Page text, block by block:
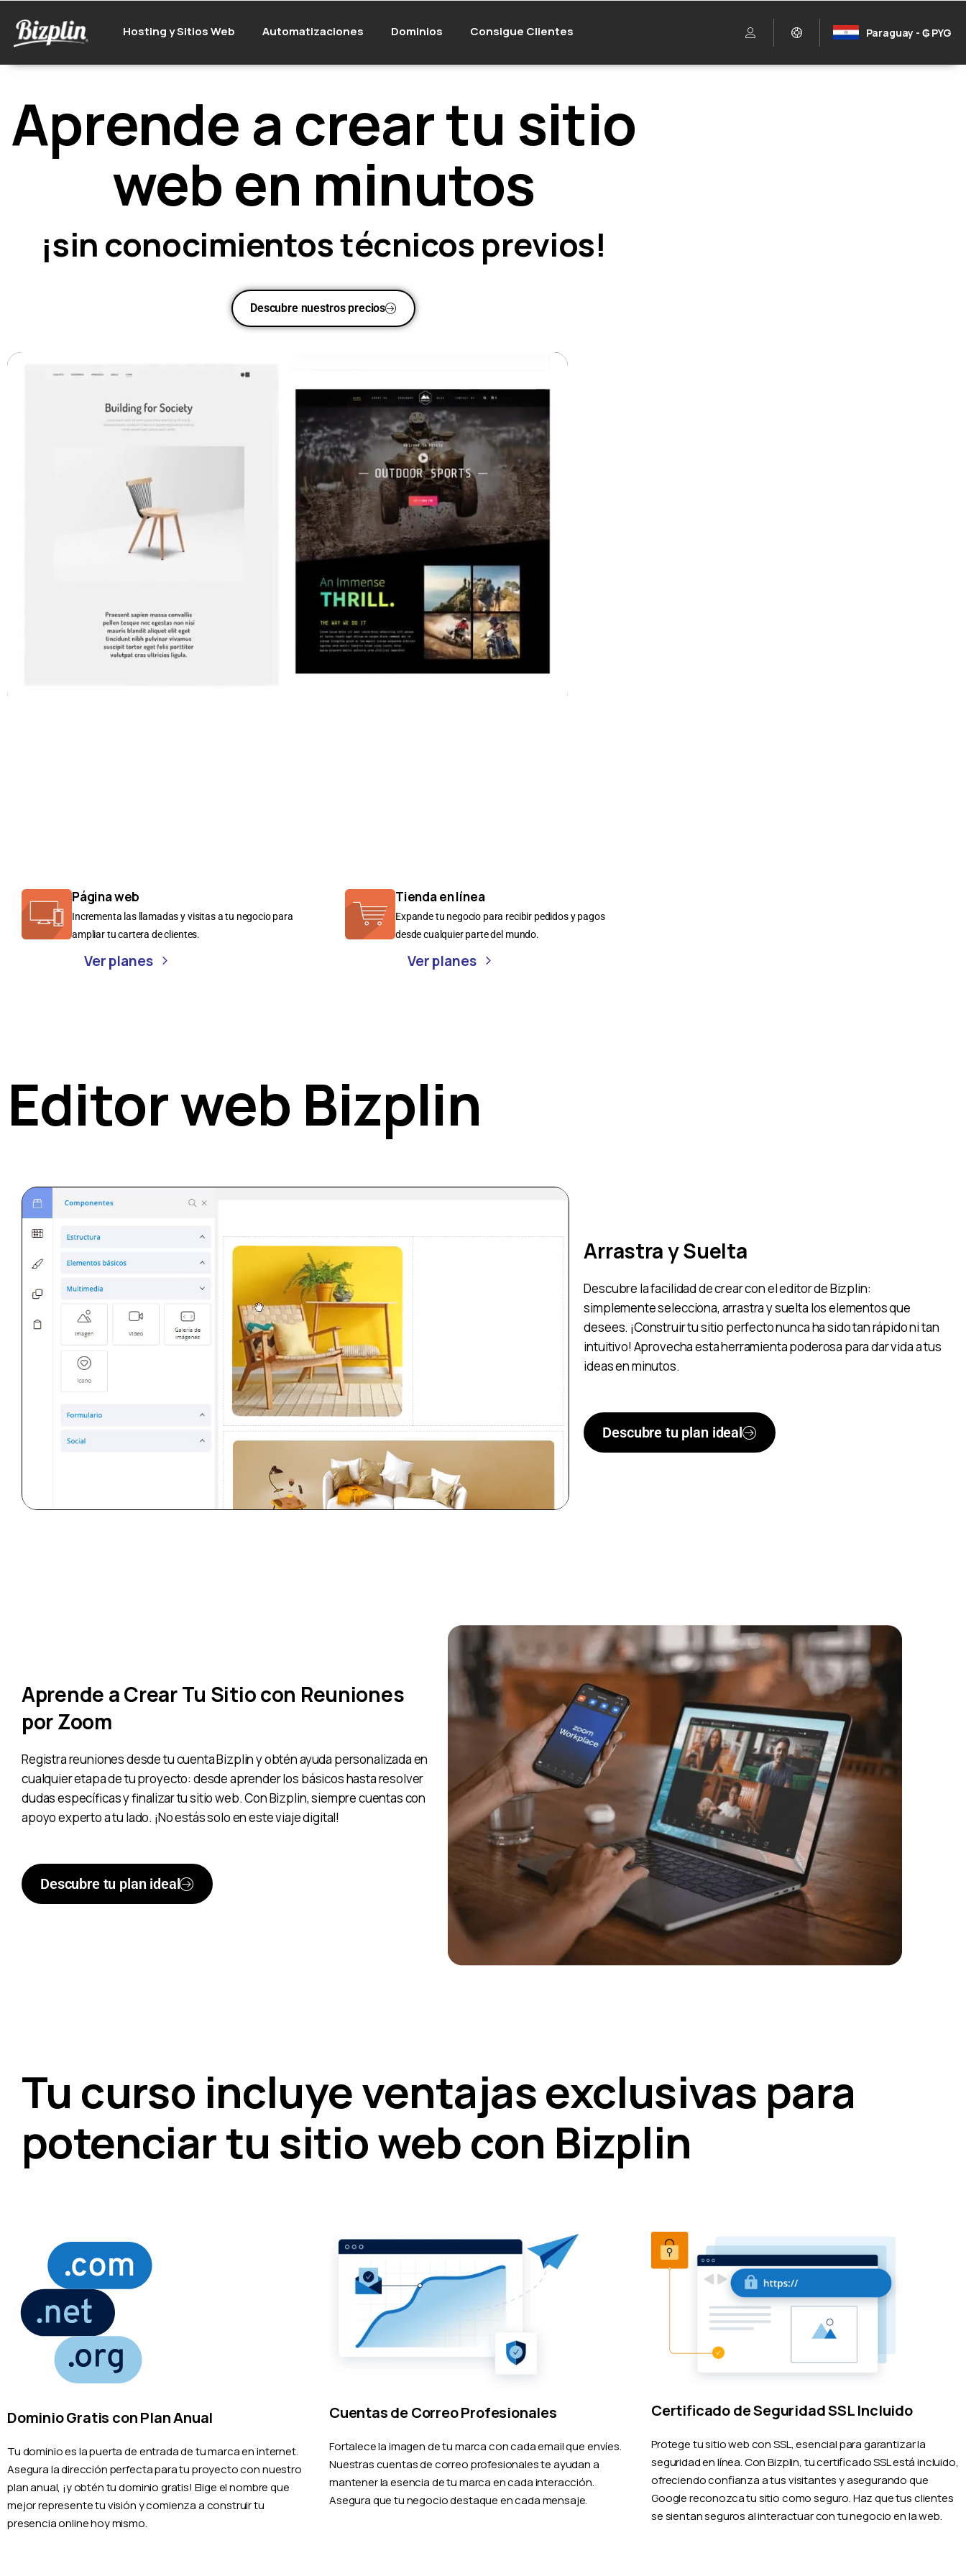
Hosting y Sitios Web Automatizaciones Dominios Consigue Clientes Paraguay - ₲ PYG
Aprende a crear tu sitio
web en minutos
¡sin conocimientos técnicos previos!
Descubre nuestros precios
Página web
Incrementa las llamadas y visitas a tu negocio para
ampliar tu cartera de clientes.
Ver planes
Tienda en línea
Expande tu negocio para recibir pedidos y pagos
desde cualquier parte del mundo.
Ver planes
Editor web Bizplin
Arrastra y Suelta
Descubre la facilidad de crear con el editor de Bizplin:
simplemente selecciona, arrastra y suelta los elementos que
desees. ¡Construir tu sitio perfecto nunca ha sido tan rápido ni tan
intuitivo! Aprovecha esta herramienta poderosa para dar vida a tus
ideas en minutos.
Descubre tu plan ideal
Aprende a Crear Tu Sitio con Reuniones
por Zoom
Registra reuniones desde tu cuenta Bizplin y obtén ayuda personalizada en
cualquier etapa de tu proyecto: desde aprender los básicos hasta resolver
dudas específicas y finalizar tu sitio web. Con Bizplin, siempre cuentas con
apoyo experto a tu lado. ¡No estás solo en este viaje digital!
Descubre tu plan ideal
Tu curso incluye ventajas exclusivas para
potenciar tu sitio web con Bizplin
Dominio Gratis con Plan Anual
Tu dominio es la puerta de entrada de tu marca en internet.
Asegura la dirección perfecta para tu proyecto con nuestro
plan anual, ¡y obtén tu dominio gratis! Elige el nombre que
mejor represente tu visión y comienza a construir tu
presencia online hoy mismo.
Cuentas de Correo Profesionales
Fortalece la imagen de tu marca con cada email que envíes.
Nuestras cuentas de correo profesionales te ayudan a
mantener la esencia de tu marca en cada interacción.
Asegura que tu negocio destaque en cada mensaje.
Certificado de Seguridad SSL Incluido
Protege tu sitio web con SSL, esencial para garantizar la
seguridad en línea. Con Bizplin, tu certificado SSL está incluido,
ofreciendo confianza a tus visitantes y asegurando que
Google reconozca tu sitio como seguro. Haz que tus clientes
se sientan seguros al interactuar con tu negocio en la web.